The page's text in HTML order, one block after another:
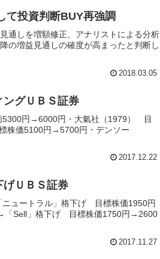
投資判断BUY再強調
通しを増額修正、アナリストによる分析
の増益見通しの確度が高まったと判断し
2018.03.05
ングＵＢＳ証券
5300円→6000円・大氣社（1979） 目
株価5100円→5700円・デンソー
2017.12.22
げＵＢＳ証券
ュートラル」格下げ 目標株価1950円
「Sell」格下げ 目標株価1750円→2600
2017.11.27